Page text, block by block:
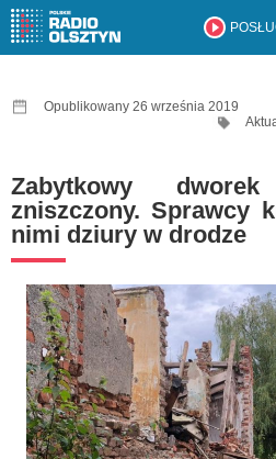
Opublikowany 26 września 2019
Zabytkowy
zniszczony. Sprawcy
nimi dziury w drodze